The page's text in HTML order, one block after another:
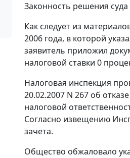
Законность решения
Как следует из
2006 года, в которой
заявитель приложил
налоговой ставки 0
Налоговая инспекция
20.02.2007 N 267 об
налоговой
Согласно извещению
зачета.
Общество обжаловало